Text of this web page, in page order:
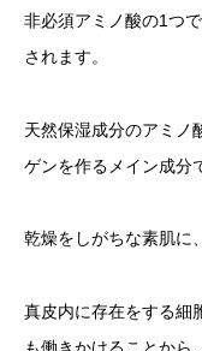
非必須アミノ酸の1つ
されます。
天然保湿成分のアミノ
ゲンを作るメイン成分
乾燥をしがちな素肌に
真皮内に存在をする細